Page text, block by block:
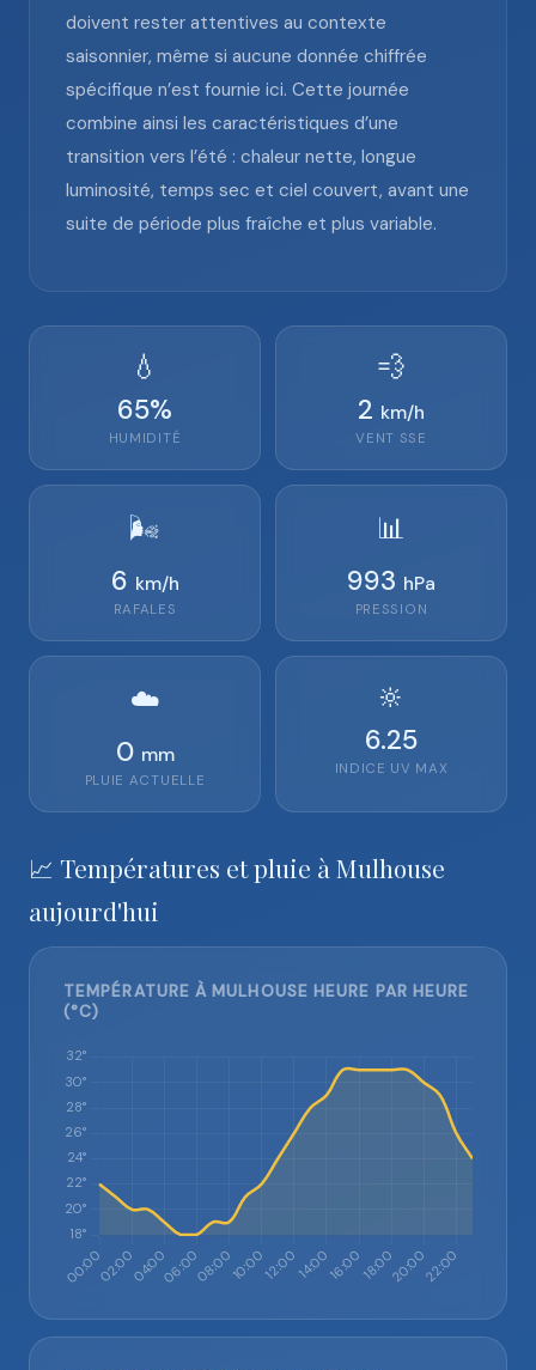
doivent rester attentives au contexte
saisonnier, même si aucune donnée chiffrée
spécifique n’est fournie ici. Cette journée
combine ainsi les caractéristiques d’une
transition vers l’été : chaleur nette, longue
luminosité, temps sec et ciel couvert, avant une
suite de période plus fraîche et plus variable.
💧
65%
HUMIDITÉ
💨
2 km/h
VENT SSE
🌬️
6 km/h
RAFALES
📊
993 hPa
PRESSION
☁️
0 mm
PLUIE ACTUELLE
🔆
6.25
INDICE UV MAX
📈 Températures et pluie à Mulhouse
aujourd'hui
TEMPÉRATURE À MULHOUSE HEURE PAR HEURE
(°C)